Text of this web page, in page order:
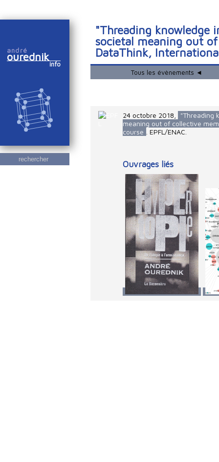
andré
ourednik
info
rechercher
"Threading knowledge
societal meaning out
DataThink,
Tous les évènements ◄
24 octobre 2018
"Threading
meaning out of collective
course
. EPFL/ENAC.
Ouvrages liés